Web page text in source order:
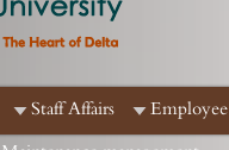
Staff Affairs